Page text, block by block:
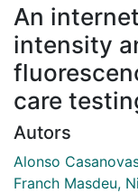
An
intensity
care
Autors
Alonso
Franch Masdeu,